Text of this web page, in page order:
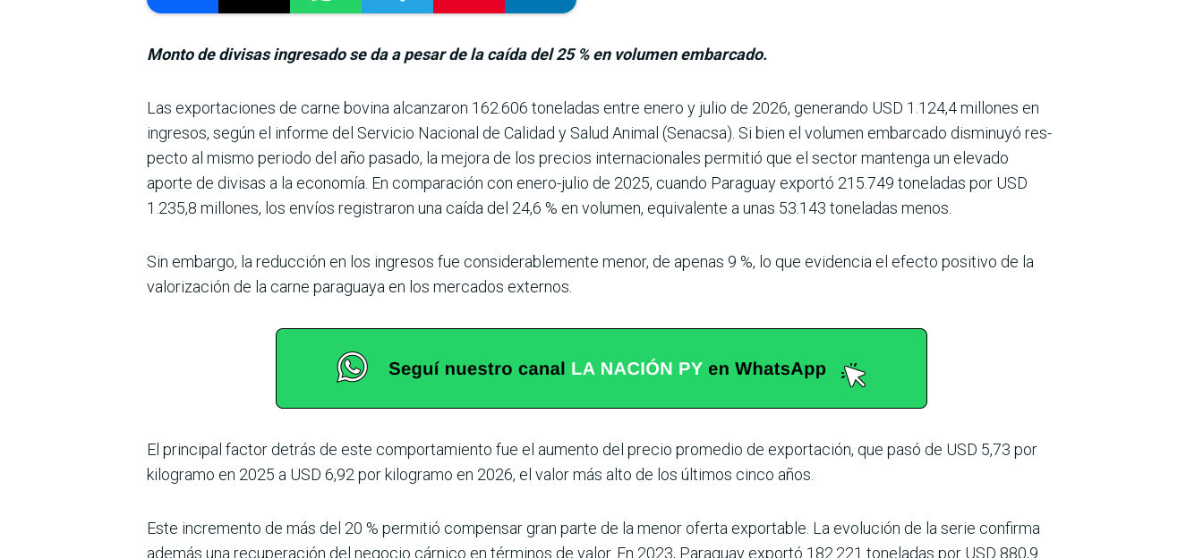
Monto de divisas ingresado se da a pesar de la caída del 25 % en volumen embarcado.
Las exportaciones de carne bovina alcanzaron 162.606 toneladas entre enero y julio de 2026, generando USD 1.124,4 millones en
ingresos, según el informe del Servicio Nacio­nal de Calidad y Salud Animal (Senacsa). Si bien el volumen embarcado disminuyó res­
pecto al mismo periodo del año pasado, la mejora de los pre­cios internacionales permitió que el sector mantenga un ele­vado
aporte de divisas a la eco­nomía. En comparación con enero-julio de 2025, cuando Paraguay exportó 215.749 toneladas por USD
1.235,8 millones, los envíos registra­ron una caída del 24,6 % en volumen, equivalente a unas 53.143 toneladas menos.
Sin embargo, la reducción en los ingresos fue considerable­mente menor, de apenas 9 %, lo que evidencia el efecto positivo de la
valorización de la carne paraguaya en los mercados externos.
El principal factor detrás de este comportamiento fue el aumento del precio prome­dio de exportación, que pasó de USD 5,73 por
kilogramo en 2025 a USD 6,92 por kilogramo en 2026, el valor más alto de los últimos cinco años.
Este incremento de más del 20 % permitió compensar gran parte de la menor oferta exportable. La evolución de la serie confirma
además una recuperación del negocio cár­nico en términos de valor. En 2023, Paraguay exportó 182.221 toneladas por USD 880,9